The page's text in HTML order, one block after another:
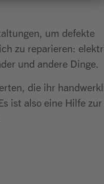
um defekte
zu reparieren:
und andere Dinge.
die ihr
ist also eine Hilfe